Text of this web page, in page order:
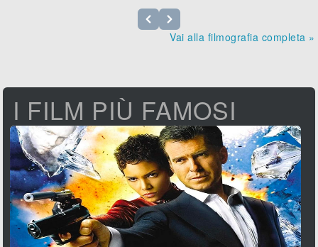
Vai alla filmografia completa »
I FILM PIÙ FAMOSI